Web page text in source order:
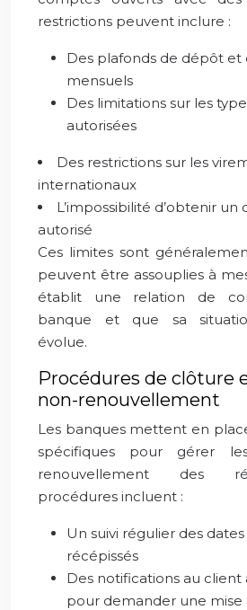
restrictions peuvent inclure :
Des plafonds de dépôt et
mensuels
Des limitations sur les
autorisées
Des restrictions sur les
internationaux
L’impossibilité d’obtenir
autorisé
Ces limites sont
peuvent être assouplies à
établit une relation de
banque et que sa
évolue.
Procédures de clôture
non-renouvellement
Les banques mettent en
spécifiques pour gérer
renouvellement des
procédures incluent :
Un suivi régulier des
récépissés
Des notifications au client
pour demander une mise